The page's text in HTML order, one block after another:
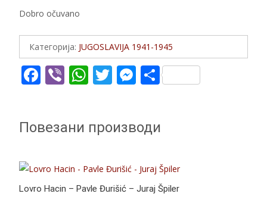
Dobro očuvano
Категорија: JUGOSLAVIJA 1941-1945
F
b
o
k
Vi W
s
p
p
T
er
M
e
g
er
S
e
Повезани производи
Lovro Hacin – Pavle Đurišić – Juraj Špiler